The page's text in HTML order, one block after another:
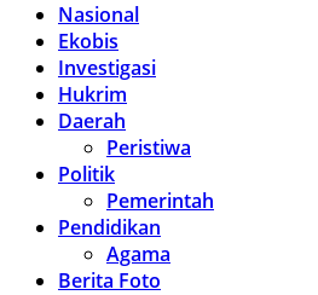
Nasional
Ekobis
Investigasi
Hukrim
Daerah
Peristiwa
Politik
Pemerintah
Pendidikan
Agama
Berita Foto